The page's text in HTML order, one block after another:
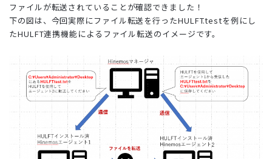
ファイルが転送されていることが確認できました！
下の図は、今回実際にファイル転送を行ったHULFT.testを例にし
たHULFT連携機能によるファイル転送のイメージです。